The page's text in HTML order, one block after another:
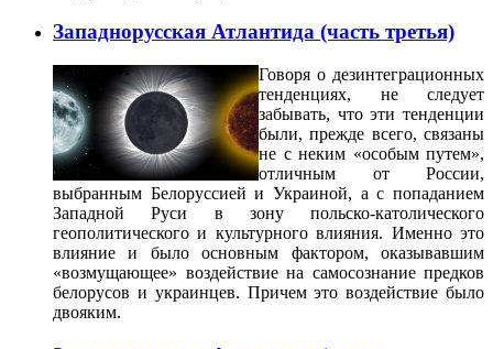
Западнорусская Атлантида (часть третья)
Говоря о дезинтеграционных
тенденциях, не следует
забывать, что эти тенденции
были, прежде всего, связаны
не с неким «особым путем»,
отличным от России,
выбранным Белоруссией и Украиной, а с попаданием
Западной Руси в зону польско-католического
геополитического и культурного влияния. Именно это
влияние и было основным фактором, оказывавшим
«возмущающее» воздействие на самосознание предков
белорусов и украинцев. Причем это воздействие было
двояким.